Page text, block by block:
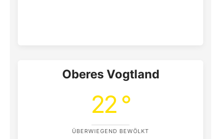
Oberes Vogtland
22 °
ÜBERWIEGEND BEWÖLKT